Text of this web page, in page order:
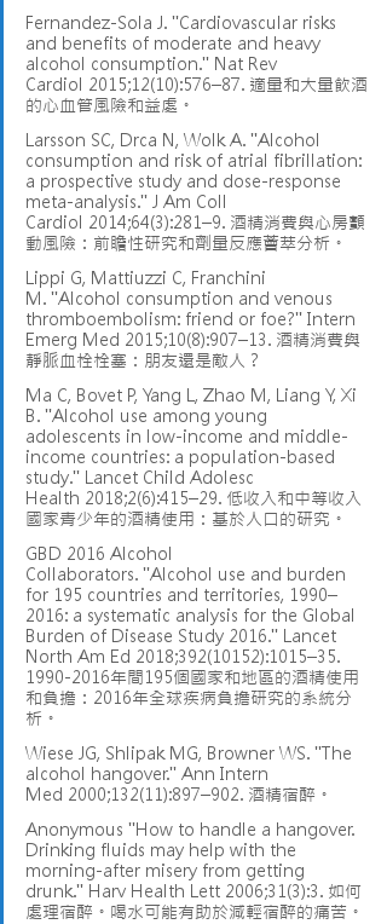
Fernandez-Sola J. "Cardiovascular risks
and benefits of moderate and heavy
alcohol consumption." Nat Rev
Cardiol 2015;12(10):576–87. 適量和大量飲酒
的心血管風險和益處。
Larsson SC, Drca N, Wolk A. "Alcohol
consumption and risk of atrial fibrillation:
a prospective study and dose-response
meta-analysis." J Am Coll
Cardiol 2014;64(3):281–9. 酒精消費與心房顫
動風險：前瞻性研究和劑量反應薈萃分析。
Lippi G, Mattiuzzi C, Franchini
M. "Alcohol consumption and venous
thromboembolism: friend or foe?" Intern
Emerg Med 2015;10(8):907–13. 酒精消費與
靜脈血栓栓塞：朋友還是敵人？
Ma C, Bovet P, Yang L, Zhao M, Liang Y, Xi
B. "Alcohol use among young
adolescents in low-income and middle-
income countries: a population-based
study." Lancet Child Adolesc
Health 2018;2(6):415–29. 低收入和中等收入
國家青少年的酒精使用：基於人口的研究。
GBD 2016 Alcohol
Collaborators. "Alcohol use and burden
for 195 countries and territories, 1990–
2016: a systematic analysis for the Global
Burden of Disease Study 2016." Lancet
North Am Ed 2018;392(10152):1015–35.
1990-2016年間195個國家和地區的酒精使用
和負擔：2016年全球疾病負擔研究的系統分
析。
Wiese JG, Shlipak MG, Browner WS. "The
alcohol hangover." Ann Intern
Med 2000;132(11):897–902. 酒精宿醉。
Anonymous "How to handle a hangover.
Drinking fluids may help with the
morning-after misery from getting
drunk." Harv Health Lett 2006;31(3):3. 如何
處理宿醉。喝水可能有助於減輕宿醉的痛苦。